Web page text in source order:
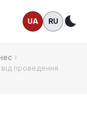
UA RU
проведення